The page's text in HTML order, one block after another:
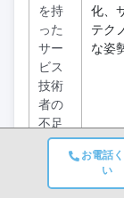
お電話
い
を持
った
サー
ビス
技術
者の
不足
化、
テク
な姿
イン